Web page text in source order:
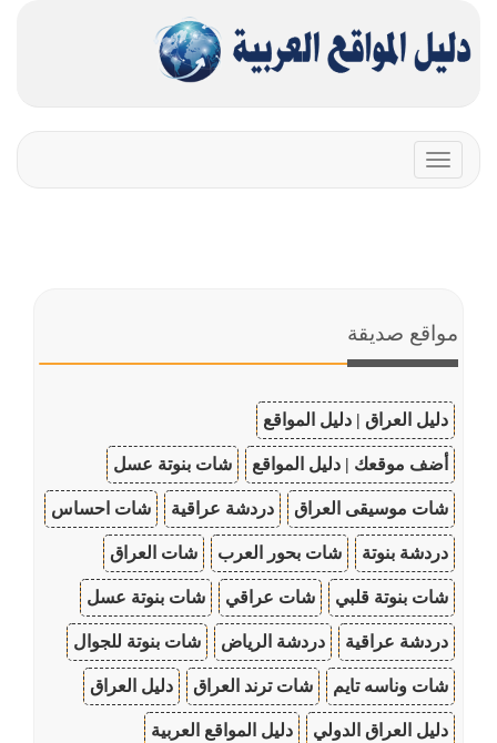
Toggle
navigation
مواقع صديقة
دليل العراق | دليل المواقع
أضف موقعك | دليل المواقع شات بنوتة عسل
شات موسيقى العراق دردشة عراقية شات احساس
دردشة بنوتة شات بحور العرب شات العراق
شات بنوتة قلبي شات عراقي شات بنوتة عسل
دردشة عراقية دردشة الرياض شات بنوتة للجوال
شات وناسه تايم شات ترند العراق دليل العراق
دليل العراق الدولي دليل المواقع العربية